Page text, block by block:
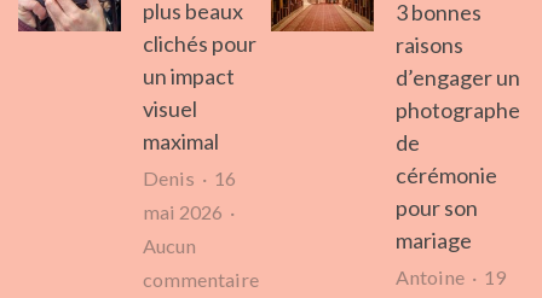
plus beaux
clichés pour
un impact
visuel
maximal
Denis
16
mai 2026
Aucun
commentairesur
3 bonnes
raisons
d’engager un
photographe
de
cérémonie
pour son
mariage
Antoine
19